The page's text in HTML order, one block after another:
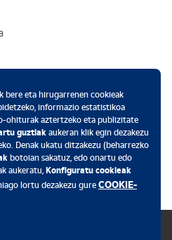
bere eta hirugarrenen cookieak
informazio estatistikoa
ohiturak aztertzeko eta publizitate
guztiakaukeran klik egin dezakezu
Denak ukatu ditzakezu (beharrezko
botoian sakatuz, edo onartu edo
aukeratu, Konfiguratu cookieak
lortu dezakezu gure COOKIE-